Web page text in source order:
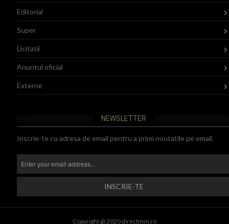
Editorial
Super
Licitatii
Anuntul oficial
Externe
NEWSLETTER
Inscrie-te cu adresa de email pentru a primi noutatile pe email.
Copyright @ 2020 directmm.ro